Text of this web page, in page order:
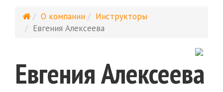
О компании
Инструкторы
Евгения Алексеева
Евгения Алексеева